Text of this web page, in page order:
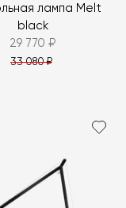
лампа Melt
black
29 770 ₽
33 080 ₽